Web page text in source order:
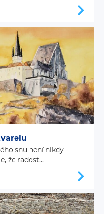
snu není nikdy
že radost...